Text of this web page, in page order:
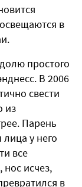
в
простого
В 2006
свести
из
Парень
у него
все
исчез,
в